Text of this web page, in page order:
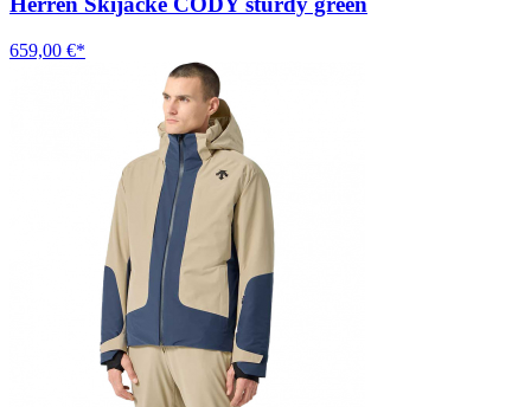
659,00 €*